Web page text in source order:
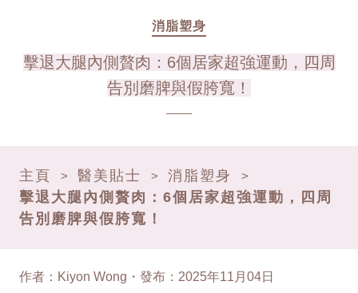
消脂塑身
擊退大腿內側贅肉：6個居家超強運動，四周
告別磨脾與假胯寬！
主頁 > 醫美貼士 > 消脂塑身 >
擊退大腿內側贅肉：6個居家超強運動，四周
告別磨脾與假胯寬！
作者 ： Kiyon Wong ・ 發布 ： 2025年11月04日